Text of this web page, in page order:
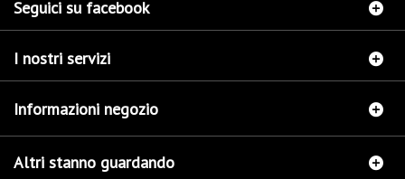
Seguici su facebook
I nostri servizi
Informazioni negozio
Altri stanno guardando